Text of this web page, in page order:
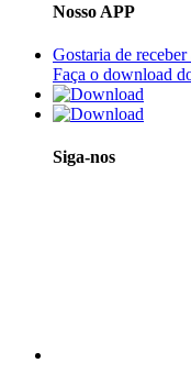
Nosso APP
Gostaria de
Faça o download
Siga-nos